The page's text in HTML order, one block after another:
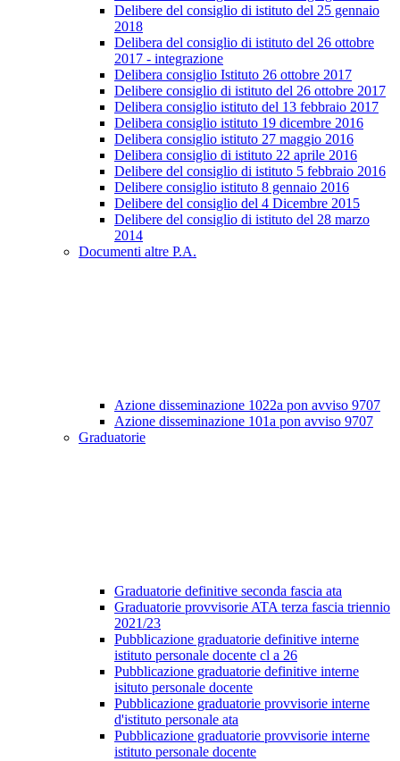
Delibere del consiglio di istituto del 25 gennaio
2018
Delibera del consiglio di istituto del 26 ottobre
2017 - integrazione
Delibera consiglio Istituto 26 ottobre 2017
Delibere consiglio di istituto del 26 ottobre 2017
Delibera consiglio istituto del 13 febbraio 2017
Delibera consiglio istituto 19 dicembre 2016
Delibera consiglio istituto 27 maggio 2016
Delibera consiglio di istituto 22 aprile 2016
Delibere del consiglio di istituto 5 febbraio 2016
Delibere consiglio istituto 8 gennaio 2016
Delibere del consiglio del 4 Dicembre 2015
Delibere del consiglio di istituto del 28 marzo
2014
Documenti altre P.A.
Azione disseminazione 1022a pon avviso 9707
Azione disseminazione 101a pon avviso 9707
Graduatorie
Graduatorie definitive seconda fascia ata
Graduatorie provvisorie ATA terza fascia triennio
2021/23
Pubblicazione graduatorie definitive interne
istituto personale docente cl a 26
Pubblicazione graduatorie definitive interne
isituto personale docente
Pubblicazione graduatorie provvisorie interne
d'istituto personale ata
Pubblicazione graduatorie provvisorie interne
istituto personale docente